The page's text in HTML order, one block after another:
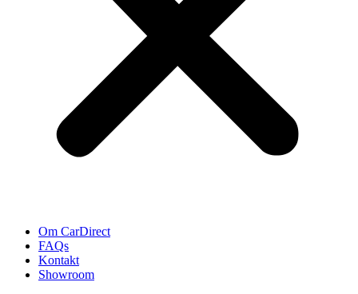
Om CarDirect
FAQs
Kontakt
Showroom